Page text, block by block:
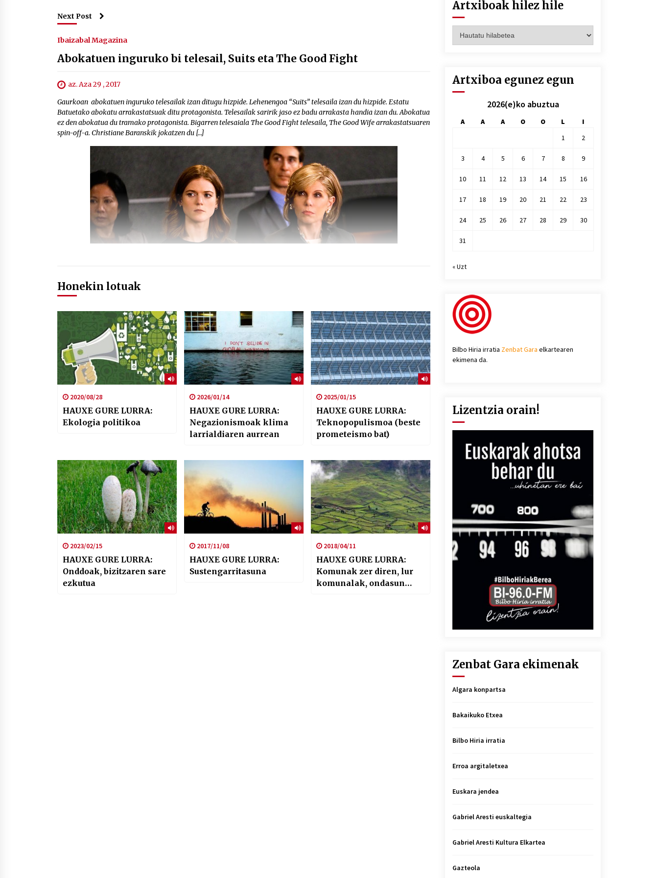
Next Post
Ibaizabal Magazina
Abokatuen inguruko bi telesail, Suits eta The Good Fight
az. Aza 29 , 2017
Gaurkoan abokatuen inguruko telesailak izan ditugu hizpide. Lehenengoa “Suits” telesaila izan du hizpide. Estatu
Batuetako abokatu arrakastatsuak ditu protagonista. Telesailak saririk jaso ez badu arrakasta handia izan du. Abokatua
ez den abokatua du tramako protagonista. Bigarren telesaiala The Good Fight telesaila, The Good Wife arrakastatsuaren
spin-off-a. Christiane Baranskik jokatzen du […]
Honekin lotuak
2020/08/28
HAUXE GURE LURRA:
Ekologia politikoa
2026/01/14
HAUXE GURE LURRA:
Negazionismoak klima
larrialdiaren aurrean
2025/01/15
HAUXE GURE LURRA:
Teknopopulismoa (beste
prometeismo bat)
2023/02/15
HAUXE GURE LURRA:
Onddoak, bizitzaren sare
ezkutua
2017/11/08
HAUXE GURE LURRA:
Sustengarritasuna
2018/04/11
HAUXE GURE LURRA:
Komunak zer diren, lur
komunalak, ondasun
Artxiboak hilez hile
hilez
Artxiboa egunez egun
2026(e)ko abuztua
A A A O O L
I
1
2
3 4 5 6 7 8 9
10 11 12 13 14 15 16
17 18 19 20 21 22 23
24 25 26 27 28 29 30
31
« Uzt
Bilbo Hiria irratia Zenbat Gara elkartearen
ekimena da.
Lizentzia orain!
Zenbat Gara ekimenak
Algara konpartsa
Bakaikuko Etxea
Bilbo Hiria irratia
Erroa argitaletxea
Euskara jendea
Gabriel Aresti euskaltegia
Gabriel Aresti Kultura Elkartea
Gazteola